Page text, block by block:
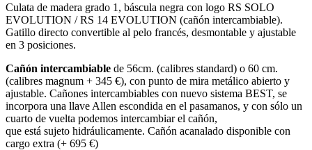
Culata de madera grado 1, báscula negra con logo RS SOLO
EVOLUTION / RS 14 EVOLUTION (cañón intercambiable).
Gatillo directo convertible al pelo francés, desmontable y ajustable
en 3 posiciones.
Cañón intercambiable de 56cm. (calibres standard) o 60 cm.
(calibres magnum + 345 €), con punto de mira metálico abierto y
ajustable. Cañones intercambiables con nuevo sistema BEST, se
incorpora una llave Allen escondida en el pasamanos, y con sólo un
cuarto de vuelta podemos intercambiar el cañón,
que está sujeto hidráulicamente. Cañón acanalado disponible con
cargo extra (+ 695 €)